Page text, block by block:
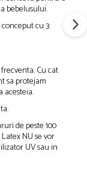
bebelusului.
conceput cu 3
Cu cat
sa protejam
acesteia.
de peste 100
NU se vor
UV sau in